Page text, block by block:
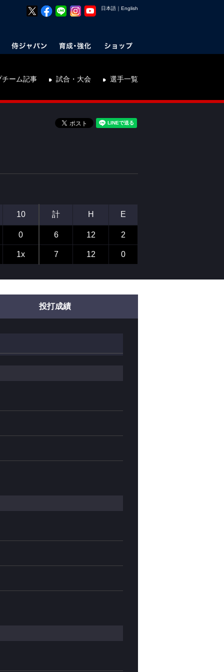
日本語 ｜ English
チーム記事 試合・大会 選手一覧
10 計 H E
0 6 12 2
1x 7 12 0
投打成績